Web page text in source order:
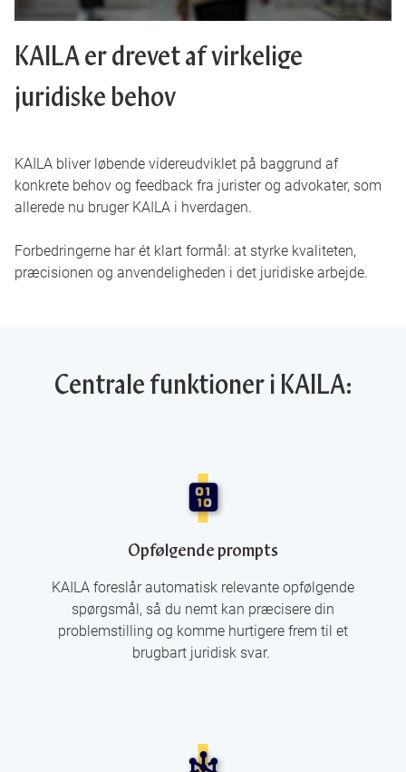
KAILA er drevet af virkelige
juridiske behov
KAILA bliver løbende videreudviklet på baggrund af
konkrete behov og feedback fra jurister og advokater, som
allerede nu bruger KAILA i hverdagen.
Forbedringerne har ét klart formål: at styrke kvaliteten,
præcisionen og anvendeligheden i det juridiske arbejde.
Centrale funktioner i KAILA:
Opfølgende prompts
KAILA foreslår automatisk relevante opfølgende
spørgsmål, så du nemt kan præcisere din
problemstilling og komme hurtigere frem til et
brugbart juridisk svar.